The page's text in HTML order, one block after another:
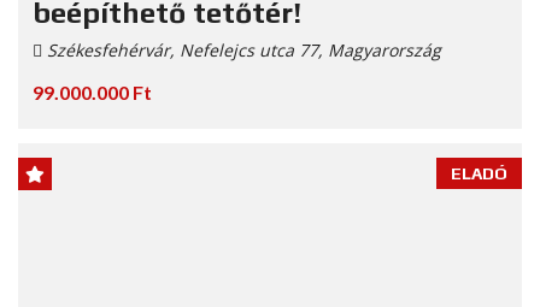
beépíthető tetőtér!
Székesfehérvár, Nefelejcs utca 77, Magyarország
99.000.000 Ft
ELADÓ